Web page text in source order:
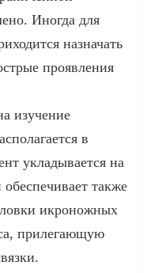
Иногда для
назначать
проявления
изучение
в
укладывается на
также
икроножных
прилегающую